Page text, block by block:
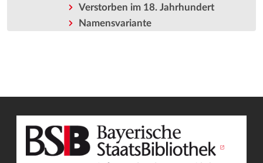
Verstorben im 18. Jahrhundert
Namensvariante